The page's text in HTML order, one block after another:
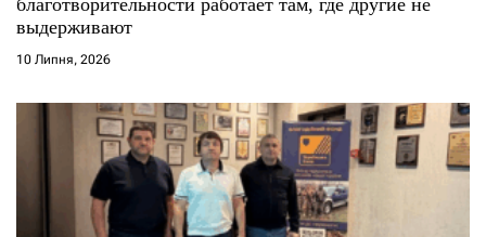
выдерживают
10 Липня, 2026